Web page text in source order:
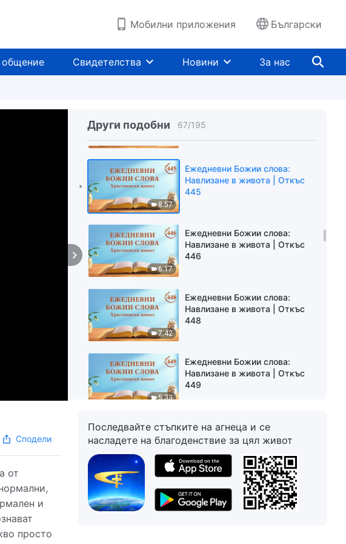
Мобилни приложения Български
Свидетелства Новини За нас
Други подобни 67/195
15:02
Навлизане в живота | Откъс
443
12:27
444
8:57
Ежедневни Божии слова:
Навлизане в живота | Откъс
445
6:17
Ежедневни Божии слова:
Навлизане в живота | Откъс
446
7:42
Ежедневни Божии слова:
Навлизане в живота | Откъс
448
5:33
Ежедневни Божии слова:
Навлизане в живота | Откъс
449
4:55
Ежедневни Божии слова:
Навлизане в живота | Откъс
450
Ежедневни Божии слова:
Навлизане в живота | Откъс
453
Сподели
от
и
просто
Последвайте стъпките на агнеца и се
насладете на благоденствие за цял живот